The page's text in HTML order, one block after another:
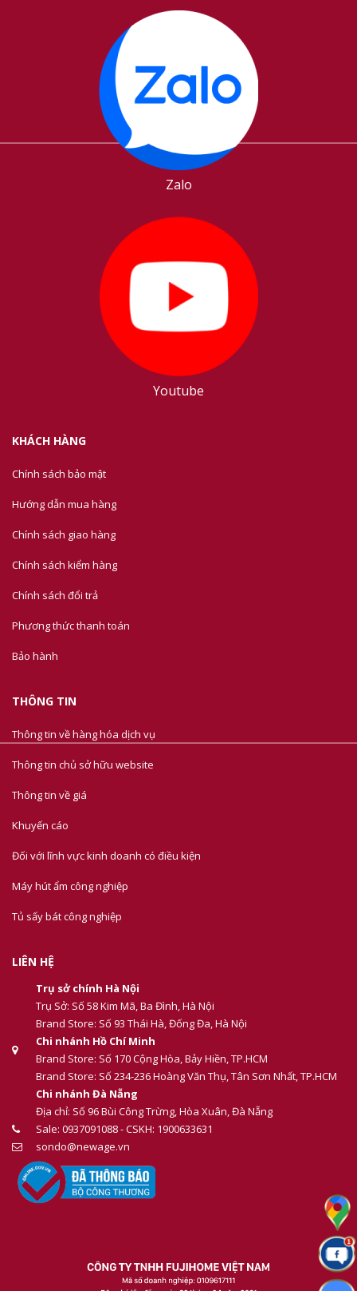
Zalo
Youtube
KHÁCH HÀNG
Chính sách bảo mật
Hướng dẫn mua hàng
Chính sách giao hàng
Chính sách kiểm hàng
Chính sách đổi trả
Phương thức thanh toán
Bảo hành
THÔNG TIN
Thông tin về hàng hóa dịch vụ
Thông tin chủ sở hữu website
Thông tin về giá
Khuyến cáo
Đối với lĩnh vực kinh doanh có điều kiện
Máy hút ẩm công nghiệp
Tủ sấy bát công nghiệp
LIÊN HỆ
Trụ sở chính Hà Nội
Trụ Sở: Số 58 Kim Mã, Ba Đình, Hà Nội
Brand Store: Số 93 Thái Hà, Đống Đa, Hà Nội
Chi nhánh Hồ Chí Minh
Brand Store: Số 170 Cộng Hòa, Bảy Hiền, TP.HCM
Brand Store: Số 234-236 Hoàng Văn Thụ, Tân Sơn Nhất, TP.HCM
Chi nhánh Đà Nẵng
Địa chỉ: Số 96 Bùi Công Trừng, Hòa Xuân, Đà Nẵng
Sale: 0937091088 - CSKH: 1900633631
sondo@newage.vn